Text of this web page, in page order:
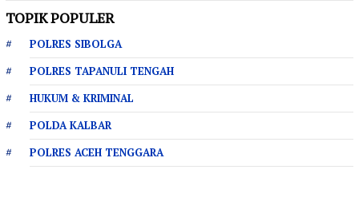
TOPIK POPULER
POLRES SIBOLGA
POLRES TAPANULI TENGAH
HUKUM & KRIMINAL
POLDA KALBAR
POLRES ACEH TENGGARA